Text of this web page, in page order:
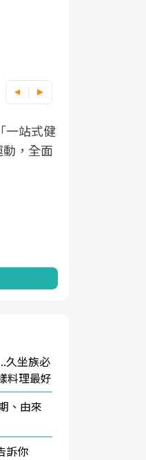
變化」出發，
對話，建立對
際的改善行
久坐族必
料理最好
、由來
訴你